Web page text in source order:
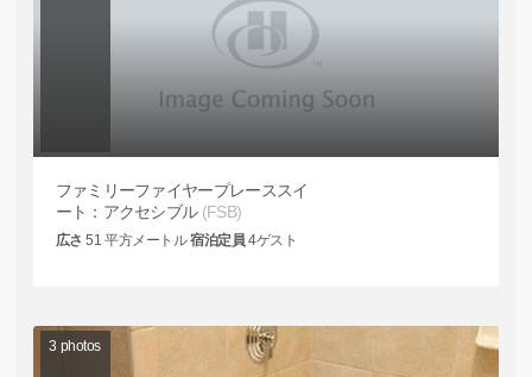
ファミリーファイヤープレーススイ
ート：アクセシブル (FSB)
広さ 51 平方メートル宿泊定員 4ゲスト
3 photos